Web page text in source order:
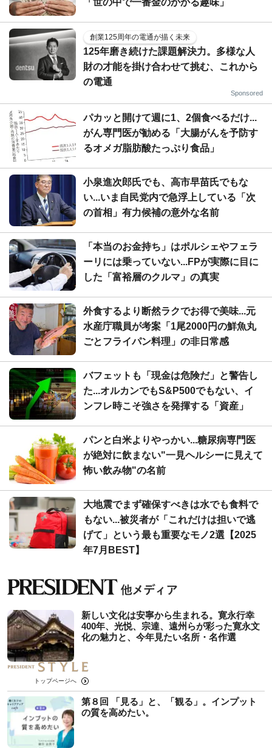
創業125周年の電通が描く未来
125年磨き続けた課題解決力。多様な人
財の才能を掛け合わせて挑む、これから
の電通
Sponsored
パカッと開けて週に1、2個食べるだけ...
がん専門医が勧める「大腸がんを予防す
るオメガ脂肪酸たっぷり食品」
小泉進次郎氏でも、高市早苗氏でもな
い...いま自民党内で急浮上している「次
の首相」有力候補の意外な名前
「本当のお金持ち」はポルシェやフェラ
ーリには乗っていない...FPが実際に目に
した「富裕層のクルマ」の真実
外食するより断然ラクでお得で美味...元
水産庁職員が考案「1尾2000円の鮮魚丸
ごとフライパン料理」の非日常感
バフェットも「現金は危険だ」と警告し
た...オルカンでもS&P500でもない、イ
ンフレ時こそ強さを発揮する「資産」
パンと白米よりやっかい...糖尿病専門医
が絶対に飲まない"一見ヘルシーに見えて
怖い飲み物"の名前
大地震でまず確保すべきは水でも食料で
もない...被災者が「これだけは担いで逃
げて」という最も重要なモノ2選【2025
年7月BEST】
新しい文化は安寧から生まれる。寛永行幸
400年、光悦、宗達、遠州らが彩った寛永文
化の魅力と、今年見たい名所・名作選
トップページへ
第８回 「見る」と、「観る」。インプット
の質を高めたい。